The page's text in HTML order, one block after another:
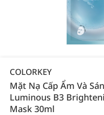
COLORKEY
Mặt Nạ Cấp Ẩm Và
Luminous B3
Mask 30ml